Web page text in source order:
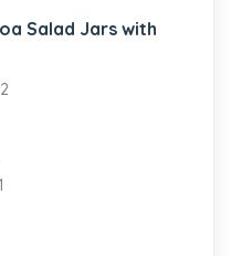
Salad Jars with